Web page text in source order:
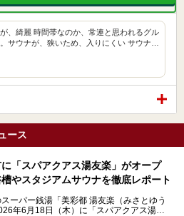
、綺麗 時間帯なのか、常連と思われるグル
サウナが、狭いため、入りにくい サウナ…
ース
「スパアクアス湯友楽」がオープ
やスタジアムサウナを徹底レポート
ーパー銭湯「美彩都 湯友楽（みさとゆう
年6月18日（木）に「スパアクアス湯友